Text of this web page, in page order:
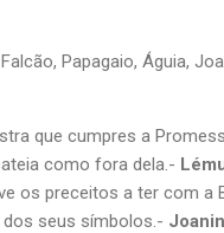
Papagaio, Águia,
que cumpres a
como fora dela.-
os preceitos a ter com a
seus símbolos.-